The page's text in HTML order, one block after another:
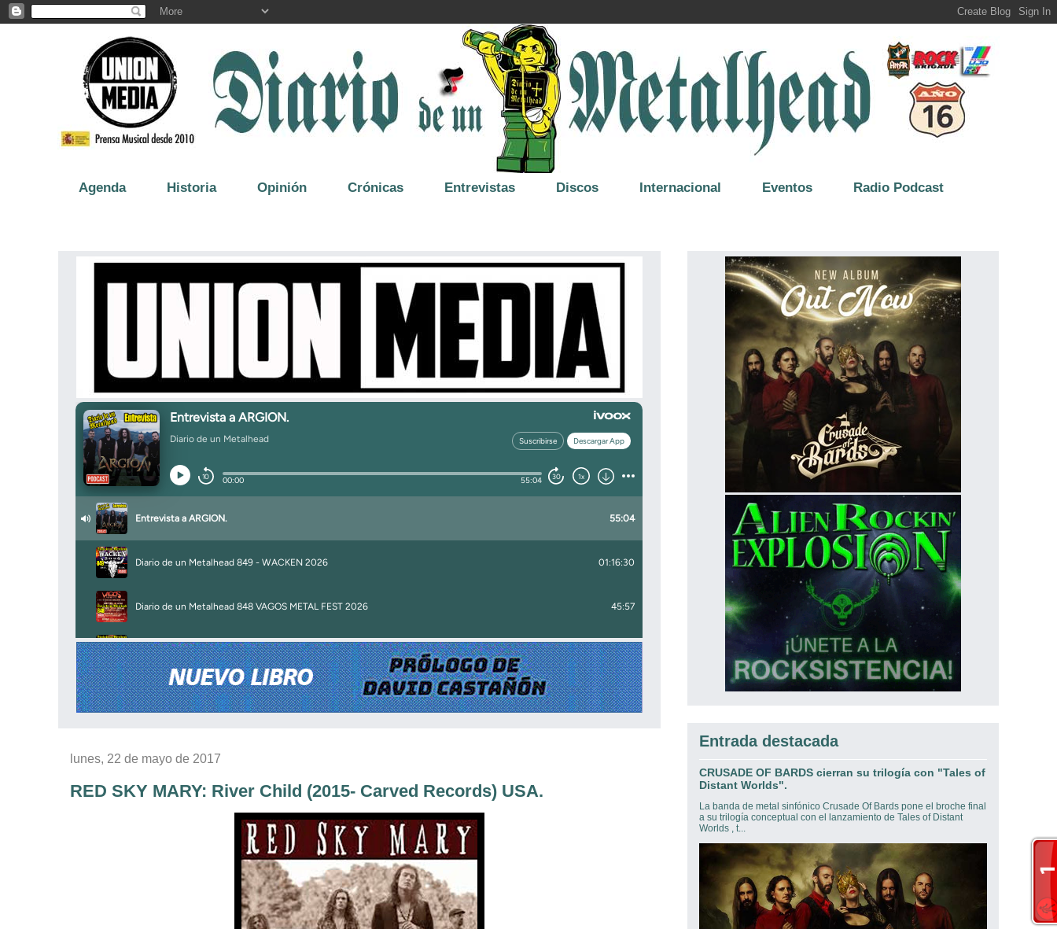
Agenda Historia Opinión Crónicas Entrevistas Discos Internacional Eventos Radio Podcast
lunes, 22 de mayo de 2017
RED SKY MARY: River Child (2015- Carved Records) USA.
Entrada destacada
CRUSADE OF BARDS cierran su trilogía con "Tales of
Distant Worlds".
La banda de metal sinfónico Crusade Of Bards pone el broche final
a su trilogía conceptual con el lanzamiento de Tales of Distant
Worlds , t...